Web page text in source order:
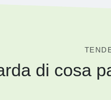
di cosa